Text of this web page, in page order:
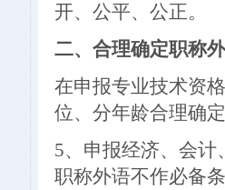
开、公平、公正。
二、合理确定职称
在申报专业技术资
位、分年龄合理确
5、申报经济、会
职称外语不作必备